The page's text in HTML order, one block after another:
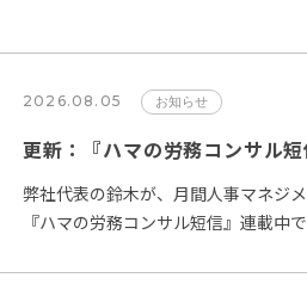
2026.08.05 お知らせ
更新：『ハマの労務コンサル
弊社代表の鈴木が、月間人事マネジ
『ハマの労務コンサル短信』連載中